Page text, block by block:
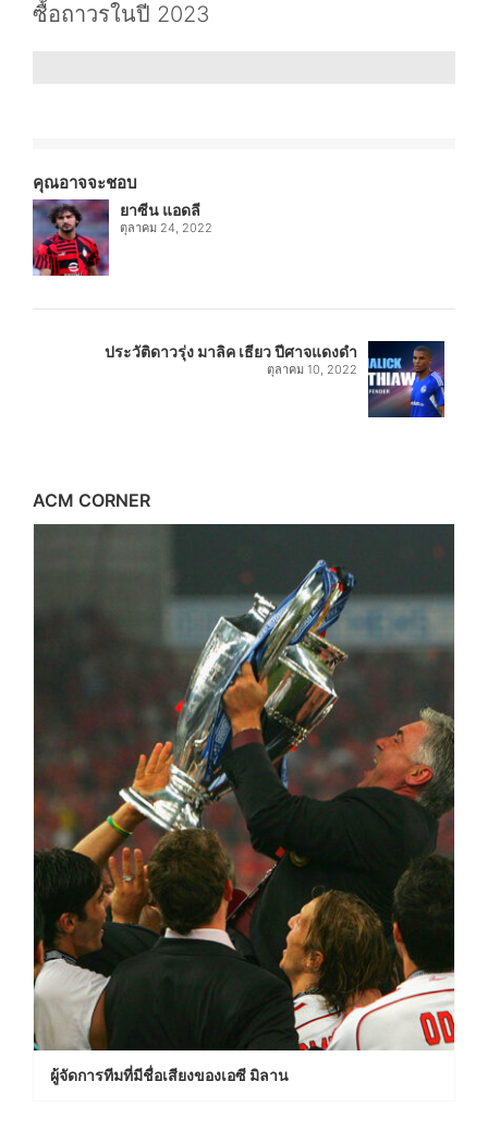
ซื้อถาวรในปี 2023
คุณอาจจะชอบ
ยาซีน แอดลี
ตุลาคม 24, 2022
ประวัติดาวรุ่ง มาลิค เธียว ปีศาจแดงดำ
ตุลาคม 10, 2022
ACM CORNER
ผู้จัดการทีมที่มีชื่อเสียงของเอซี มิลาน